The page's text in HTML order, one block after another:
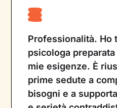
Professionalità. Ho
psicologa
mie esigenze. È
prime sedute a
bisogni e a